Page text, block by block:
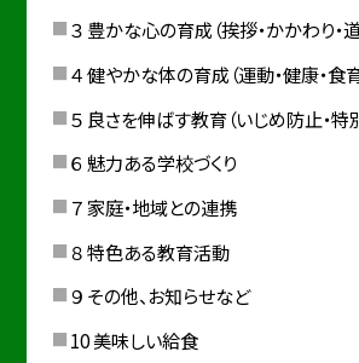
３ 豊かな心の育成（挨拶・かかわり・
４ 健やかな体の育成（運動・健康・食
５ 良さを伸ばす教育（いじめ防止・特
６ 魅力ある学校づくり
７ 家庭・地域との連携
８ 特色ある教育活動
９ その他、お知らせなど
10 美味しい給食